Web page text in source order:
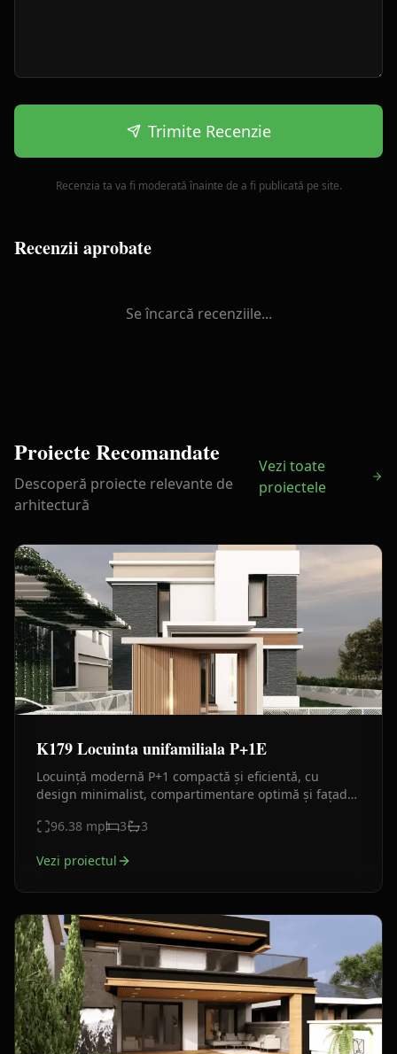
Trimite Recenzie
Recenzia ta va fi moderată înainte de a fi publicată pe site.
Recenzii aprobate
Se încarcă recenziile...
Proiecte Recomandate
Descoperă proiecte relevante de
arhitectură
Vezi toate
proiectele
K179 Locuinta unifamiliala P+1E
Locuință modernă P+1 compactă și eficientă, cu
design minimalist, compartimentare optimă și fațade
96.38 mp 3 3
Vezi proiectul